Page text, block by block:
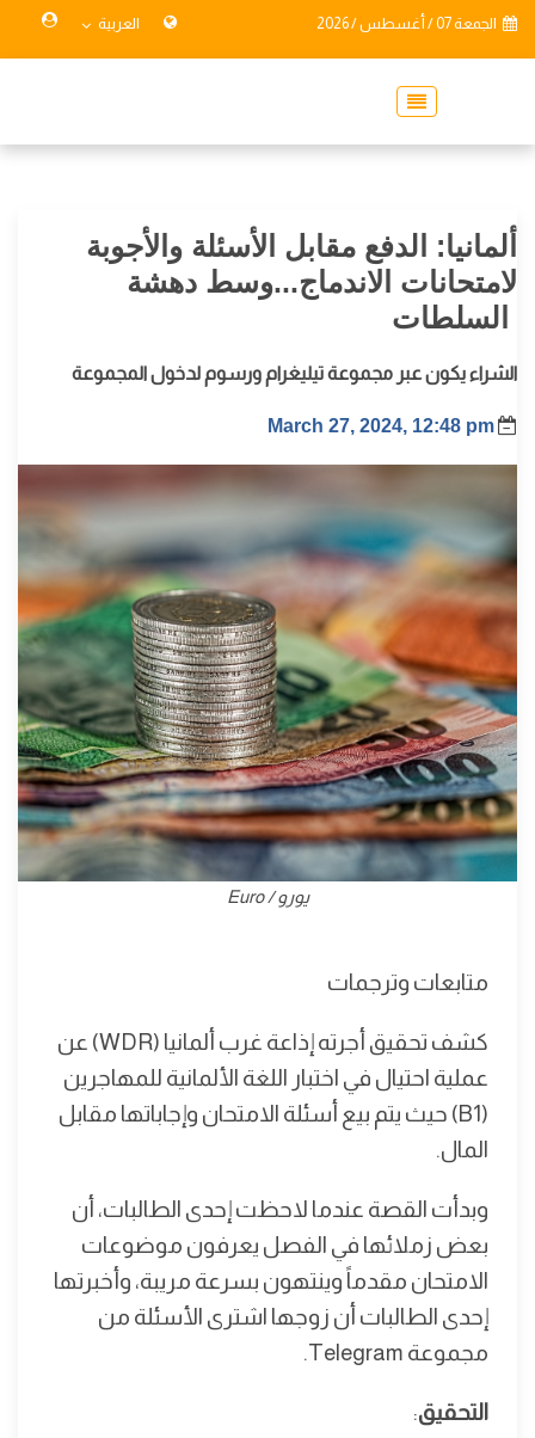
الجمعة 07 / أغسطس / 2026 العربية
ألمانيا: الدفع مقابل الأسئلة والأجوبة
لامتحانات الاندماج...وسط دهشة
السلطات
الشراء يكون عبر مجموعة تيليغرام ورسوم لدخول المجموعة
March 27, 2024, 12:48 pm
يورو / Euro
متابعات وترجمات
كشف تحقيق أجرته إذاعة غرب ألمانيا (WDR) عن
عملية احتيال في اختبار اللغة الألمانية للمهاجرين
(B1) حيث يتم بيع أسئلة الامتحان وإجاباتها مقابل
المال.
وبدأت القصة عندما لاحظت إحدى الطالبات، أن
بعض زملائها في الفصل يعرفون موضوعات
الامتحان مقدماً وينتهون بسرعة مريبة، وأخبرتها
إحدى الطالبات أن زوجها اشترى الأسئلة من
مجموعة Telegram.
التحقيق: